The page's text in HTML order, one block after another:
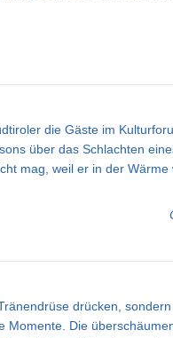
die Gäste im
über das Schlachten
mag, weil er in der
drücken,
Die